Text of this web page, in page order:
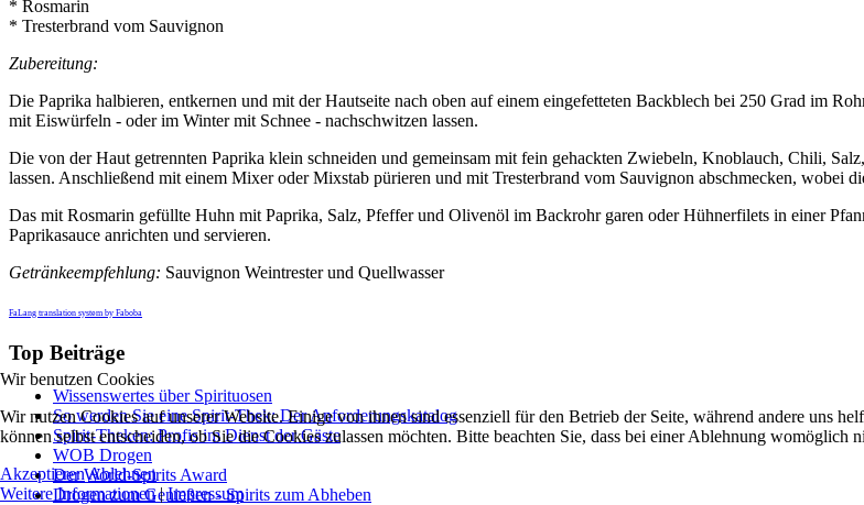
* Rosmarin
* Tresterbrand vom Sauvignon
Zubereitung:
Die Paprika halbieren, entkernen und mit der Hautseite nach oben auf einem eingefetteten Backblech bei 250 Grad im
mit Eiswürfeln - oder im Winter mit Schnee - nachschwitzen lassen.
Die von der Haut getrennten Paprika klein schneiden und gemeinsam mit fein gehackten Zwiebeln, Knoblauch, Chili,
lassen. Anschließend mit einem Mixer oder Mixstab pürieren und mit Tresterbrand vom Sauvignon abschmecken, wobei
Das mit Rosmarin gefüllte Huhn mit Paprika, Salz, Pfeffer und Olivenöl im Backrohr garen oder Hühnerfilets in einer
Paprikasauce anrichten und servieren.
Getränkeempfehlung: Sauvignon Weintrester und Quellwasser
FaLang translation system by Faboba
Top Beiträge
Wissenswertes über Spirituosen
So werden Sie eine Spirit-Thek: Der Anforderungskatalog
Spirit-Theken: Profis im Dienst der Gäste
WOB Drogen
Der World-Spirits Award
Drogen zum Genießen - Spirits zum Abheben
Wir benutzen Cookies
Wir nutzen Cookies auf unserer Website. Einige von ihnen sind essenziell für den Betrieb der Seite, während andere uns
können selbst entscheiden, ob Sie die Cookies zulassen möchten. Bitte beachten Sie, dass bei einer Ablehnung womöglich
AkzeptierenAblehnen
Weitere Informationen|Impressum